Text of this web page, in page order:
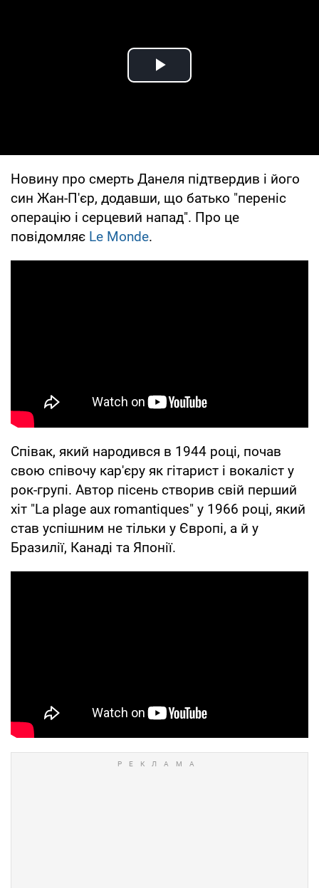
Play Video
Новину про смерть Данеля підтвердив і його
син Жан-П'єр, додавши, що батько "переніс
операцію і серцевий напад". Про це
повідомляє Le Monde.
Співак, який народився в 1944 році, почав
свою співочу кар'єру як гітарист і вокаліст у
рок-групі. Автор пісень створив свій перший
хіт "La plage aux romantiques" у 1966 році, який
став успішним не тільки у Європі, а й у
Бразилії, Канаді та Японії.